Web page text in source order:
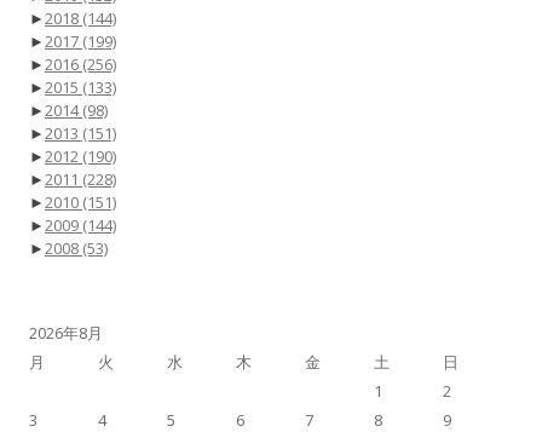
►2018 (144)
►2017 (199)
►2016 (256)
►2015 (133)
►2014(98)
►2013 (151)
►2012 (190)
►2011 (228)
►2010 (151)
►2009 (144)
►2008 (53)
2026年8月
月
火 水 木 金 土 日
1
2
3
4 5 6 7 8
9